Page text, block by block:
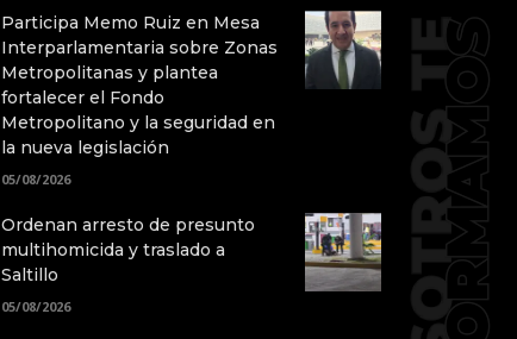
Participa Memo Ruiz en Mesa
Interparlamentaria sobre Zonas
Metropolitanas y plantea
fortalecer el Fondo
Metropolitano y la seguridad en
la nueva legislación
05/08/2026
Ordenan arresto de presunto
multihomicida y traslado a
Saltillo
05/08/2026